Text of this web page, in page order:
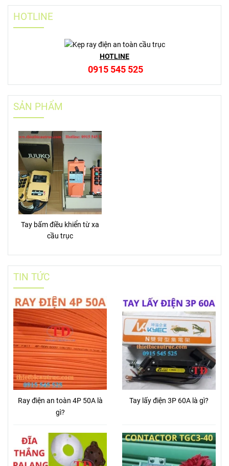
HOTLINE
HOTLINE
0915 545 525
SẢN PHẨM
Tay bấm điều khiển từ xa
cầu trục
TIN TỨC
Ray điện an toàn 4P 50A là
gì?
Tay lấy điện 3P 60A là gì?